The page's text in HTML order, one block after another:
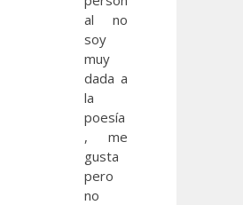
al no
soy
muy
dada a
la
poesía
, me
gusta
pero
no